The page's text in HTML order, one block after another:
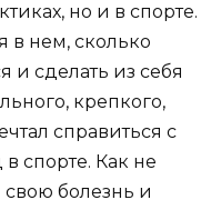
но и в спорте.
в нем, сколько
и сделать из себя
крепкого,
справиться с
спорте. Как не
болезнь и